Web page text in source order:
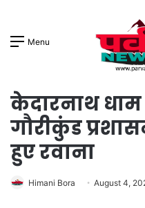
Menu
केदारनाथ धाम
गौरीकुंड
हुए रवाना
Himani Bora August 4,